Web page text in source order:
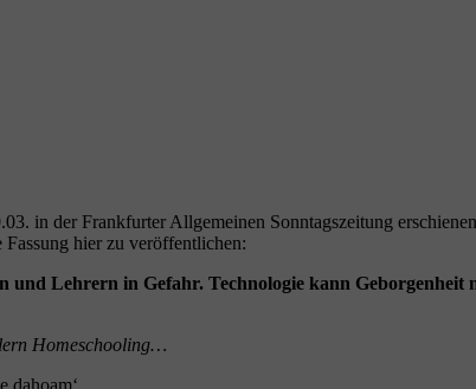
in der Frankfurter Allgemeinen Sonntagszeitung
hier zu veröffentlichen:
Lehrern in Gefahr. Technologie kann Geborgenheit
Homeschooling…